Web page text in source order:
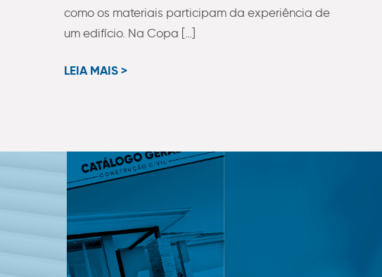
como os materiais participam da experiência de
um edifício. Na Copa […]
LEIA MAIS >